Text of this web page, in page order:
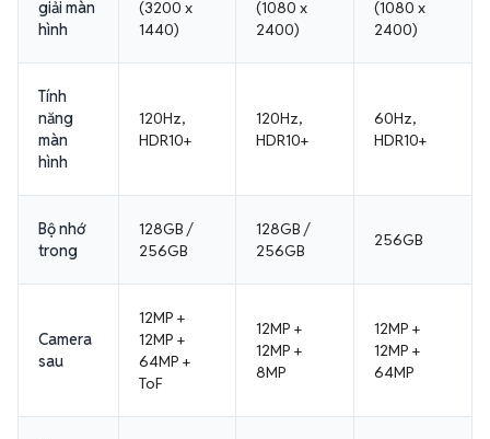
giải màn
hình
(3200 x
1440)
(1080 x
2400)
(1080 x
2400)
Tính
năng
màn
hình
120Hz,
HDR10+
120Hz,
HDR10+
60Hz,
HDR10+
Bộ nhớ
trong
128GB /
256GB
128GB /
256GB
256GB
Camera
sau
12MP +
12MP +
64MP +
ToF
12MP +
12MP +
8MP
12MP +
12MP +
64MP